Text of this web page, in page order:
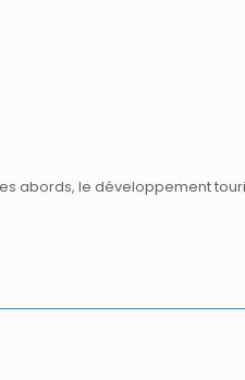
abords, le développement